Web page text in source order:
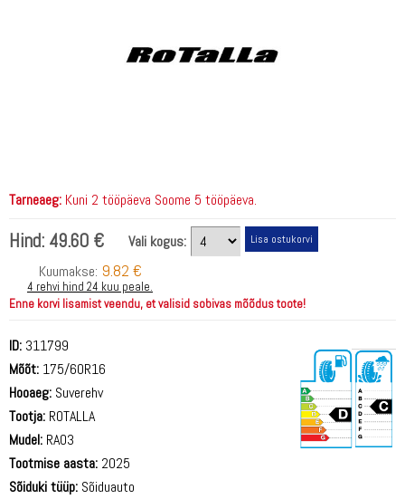
Tarneaeg: Kuni 2 tööpäeva Soome 5 tööpäeva.
Hind: 49.60 €
Vali kogus:
Kuumakse: 9.82 €
4 rehvi hind 24 kuu peale.
Enne korvi lisamist veendu, et valisid sobivas mõõdus toote!
ID: 311799
Mõõt: 175/60R16
Hooaeg: Suverehv
Tootja: ROTALLA
Mudel: RA03
Tootmise aasta: 2025
Sõiduki tüüp: Sõiduauto